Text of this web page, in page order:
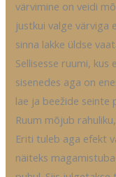
värvimine on veidi
justkui valge värviga
sinna lakke üldse
Sellisesse ruumi,
sisenedes aga on
lae ja beežide seinte
Ruum mõjub
Eriti tuleb aga efekt
näiteks